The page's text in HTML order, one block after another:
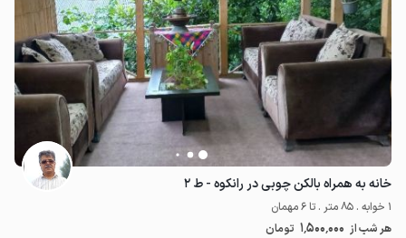
خانه به همراه بالکن چوبی در رانکوه - ط ۲
1 خوابه . 85 متر . تا 6 مهمان
هر شب از 1٬500٬000 تومان